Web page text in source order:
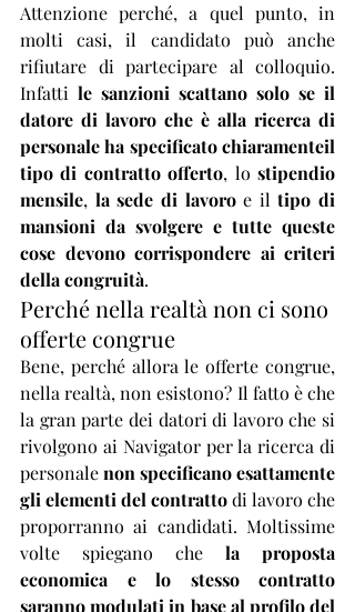
Attenzione perché, a quel punto, in
molti casi, il candidato può anche
rifiutare di partecipare al colloquio.
Infatti le sanzioni scattano solo se il
datore di lavoro che è alla ricerca di
personale ha specificato chiaramenteil
tipo di contratto offerto, lo stipendio
mensile, la sede di lavoro e il tipo di
mansioni da svolgere e tutte queste
cose devono corrispondere ai criteri
della congruità.
Perché nella realtà non ci sono
offerte congrue
Bene, perché allora le offerte congrue,
nella realtà, non esistono? Il fatto è che
la gran parte dei datori di lavoro che si
rivolgono ai Navigator per la ricerca di
personale non specificano esattamente
gli elementi del contratto di lavoro che
proporranno ai candidati. Moltissime
volte spiegano che la proposta
economica e lo stesso contratto
saranno modulati in base al profilo del